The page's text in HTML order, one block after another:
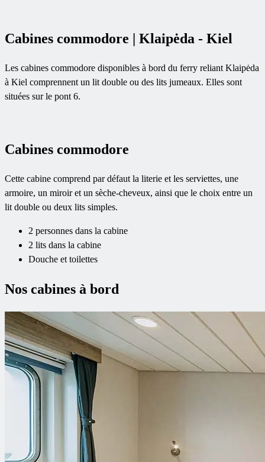
Cabines commodore | Klaipėda - Kiel
Les cabines commodore disponibles à bord du ferry reliant Klaipėda
à Kiel comprennent un lit double ou des lits jumeaux. Elles sont
situées sur le pont 6.
Cabines commodore
Cette cabine comprend par défaut la literie et les serviettes, une
armoire, un miroir et un sèche-cheveux, ainsi que le choix entre un
lit double ou deux lits simples.
2 personnes dans la cabine
2 lits dans la cabine
Douche et toilettes
Nos cabines à bord